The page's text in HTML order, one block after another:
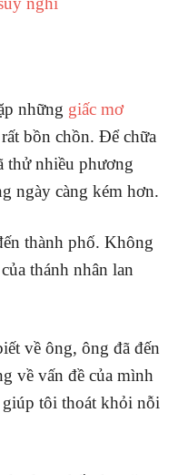
những giấc mơ
bồn chồn. Để chữa
thử nhiều phương
ngày càng kém hơn.
thành phố. Không
của thánh nhân lan
về ông, ông đã đến
về vấn đề của mình
tôi thoát khỏi nỗi